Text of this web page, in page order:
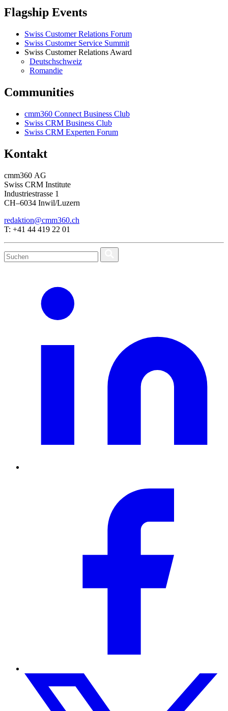
Flagship Events
Swiss Customer Relations Forum
Swiss Customer Service Summit
Swiss Customer Relations Award
Deutschschweiz
Romandie
Communities
cmm360 Connect Business Club
Swiss CRM Business Club
Swiss CRM Experten Forum
Kontakt
cmm360 AG
Swiss CRM Institute
Industriestrasse 1
CH–6034 Inwil/Luzern
redaktion@cmm360.ch
T: +41 44 419 22 01